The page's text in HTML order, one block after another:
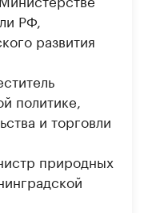
РФ,
развития
политике,
и торговли
природных